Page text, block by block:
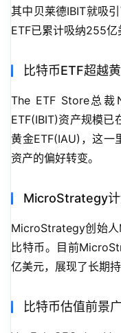
其中贝莱德IBIT就吸
ETF已累计吸纳255亿
比特币ETF超越
The ETF Store总
ETF(IBIT)资产规模已
黄金ETF(IAU)，这一
资产的偏好转变。
MicroStrategy
MicroStrategy创始
比特币。目前
亿美元，展现了长期持
比特币估值前景